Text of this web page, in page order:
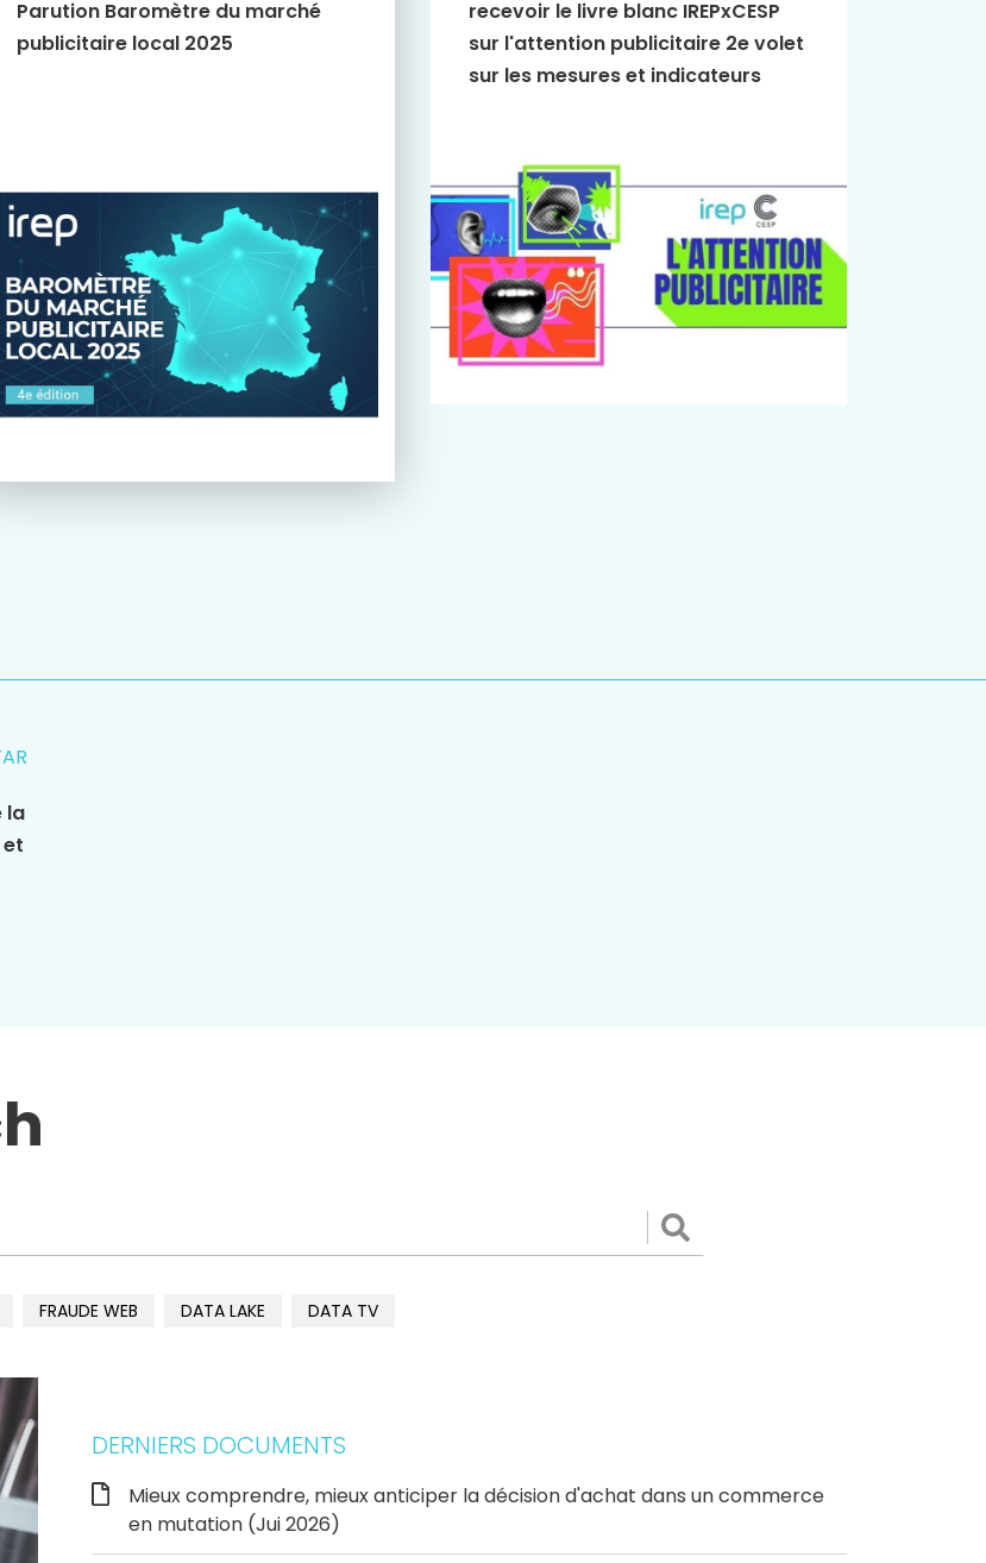
Parution Baromètre du marché
publicitaire local 2025
recevoir le livre blanc IREPxCESP
sur l'attention publicitaire 2e volet
sur les mesures et indicateurs
la
FRAUDE WEB DATA LAKE DATA TV
DERNIERS DOCUMENTS
Mieux comprendre, mieux anticiper la décision d'achat dans un commerce
en mutation (Jui 2026)